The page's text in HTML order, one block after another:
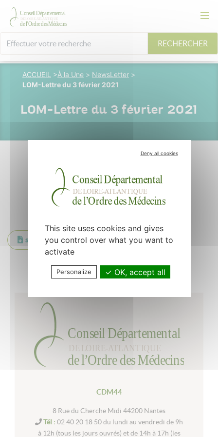
RECHERCHER
ACCUEIL >À la Une > NewsLetter >
LOM-Lettre du 3 février 2021
LOM-Lettre du 3 février 2021
smore_newsletter-2-1
Retour à la liste
CDM44
8 Rue du Cherche Midi 44200 Nantes
Tél : 02 40 20 18 50 du lundi au vendredi de 9h
à 12h (tous les jours ouvrés) et de 14h à 17h (les
Deny all cookies
This site uses cookies and gives
you control over what you want to
activate
Personalize OK, accept all